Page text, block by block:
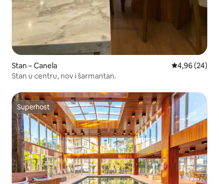
Stan – Canela Prosječna
4,96 (24)
Stan u centru, nov i šarmantan.
Superhost
Superhost